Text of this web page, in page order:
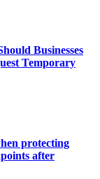
Businesses
Temporary
protecting
after